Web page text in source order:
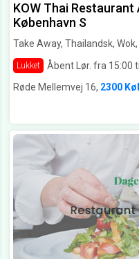
KOW Thai Restaurant
København S
Take Away, Thailandsk,
Lukket
Åbent Lør. fra 15:00
Røde Mellemvej 16, 2300